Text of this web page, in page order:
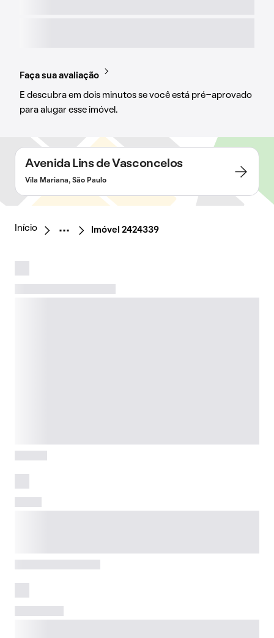
Faça sua avaliação
E descubra em dois minutos se você está pré-aprovado
para alugar esse imóvel.
Avenida Lins de Vasconcelos
Vila Mariana, São Paulo
Início Imóvel 2424339